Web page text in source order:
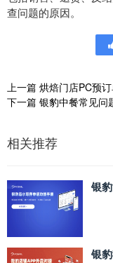
查问题的原因。
上一篇 烘焙门店PC预
下一篇 银豹中餐常见问
相关推荐
银
银